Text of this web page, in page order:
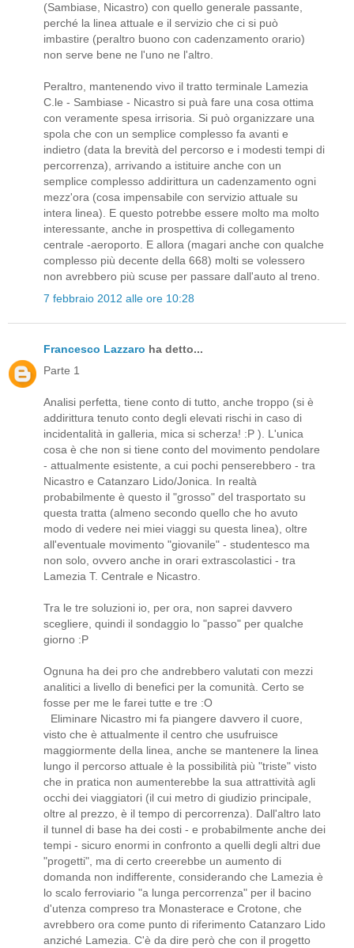
(Sambiase, Nicastro) con quello generale passante,
perché la linea attuale e il servizio che ci si può
imbastire (peraltro buono con cadenzamento orario)
non serve bene ne l'uno ne l'altro.
Peraltro, mantenendo vivo il tratto terminale Lamezia
C.le - Sambiase - Nicastro si puà fare una cosa ottima
con veramente spesa irrisoria. Si può organizzare una
spola che con un semplice complesso fa avanti e
indietro (data la brevità del percorso e i modesti tempi di
percorrenza), arrivando a istituire anche con un
semplice complesso addirittura un cadenzamento ogni
mezz'ora (cosa impensabile con servizio attuale su
intera linea). E questo potrebbe essere molto ma molto
interessante, anche in prospettiva di collegamento
centrale -aeroporto. E allora (magari anche con qualche
complesso più decente della 668) molti se volessero
non avrebbero più scuse per passare dall'auto al treno.
7 febbraio 2012 alle ore 10:28
Francesco Lazzaro ha detto...
Parte 1
Analisi perfetta, tiene conto di tutto, anche troppo (si è
addirittura tenuto conto degli elevati rischi in caso di
incidentalità in galleria, mica si scherza! :P ). L'unica
cosa è che non si tiene conto del movimento pendolare
- attualmente esistente, a cui pochi penserebbero - tra
Nicastro e Catanzaro Lido/Jonica. In realtà
probabilmente è questo il "grosso" del trasportato su
questa tratta (almeno secondo quello che ho avuto
modo di vedere nei miei viaggi su questa linea), oltre
all'eventuale movimento "giovanile" - studentesco ma
non solo, ovvero anche in orari extrascolastici - tra
Lamezia T. Centrale e Nicastro.
Tra le tre soluzioni io, per ora, non saprei davvero
scegliere, quindi il sondaggio lo "passo" per qualche
giorno :P
Ognuna ha dei pro che andrebbero valutati con mezzi
analitici a livello di benefici per la comunità. Certo se
fosse per me le farei tutte e tre :O
Eliminare Nicastro mi fa piangere davvero il cuore,
visto che è attualmente il centro che usufruisce
maggiormente della linea, anche se mantenere la linea
lungo il percorso attuale è la possibilità più "triste" visto
che in pratica non aumenterebbe la sua attrattività agli
occhi dei viaggiatori (il cui metro di giudizio principale,
oltre al prezzo, è il tempo di percorrenza). Dall'altro lato
il tunnel di base ha dei costi - e probabilmente anche dei
tempi - sicuro enormi in confronto a quelli degli altri due
"progetti", ma di certo creerebbe un aumento di
domanda non indifferente, considerando che Lamezia è
lo scalo ferroviario "a lunga percorrenza" per il bacino
d'utenza compreso tra Monasterace e Crotone, che
avrebbero ora come punto di riferimento Catanzaro Lido
anziché Lamezia. C'è da dire però che con il progetto